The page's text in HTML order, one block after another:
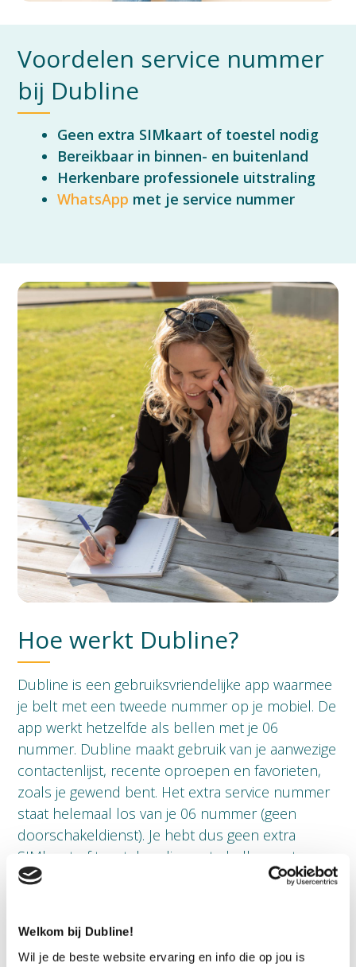
Welkom bij Dubline!
Wil je de beste website ervaring en info die op jou is
Voordelen service nummer
bij Dubline
Geen extra SIMkaart of toestel nodig
Bereikbaar in binnen- en buitenland
Herkenbare professionele uitstraling
WhatsApp met je service nummer
Hoe werkt Dubline?
Dubline is een gebruiksvriendelijke app waarmee
je belt met een tweede nummer op je mobiel. De
app werkt hetzelfde als bellen met je 06
nummer. Dubline maakt gebruik van je aanwezige
contactenlijst, recente oproepen en favorieten,
zoals je gewend bent. Het extra service nummer
staat helemaal los van je 06 nummer (geen
doorschakeldienst). Je hebt dus geen extra
SIMkaart of toestel nodig om te bellen met een
service nummer. Bellen gaat via het internet.
makkelijk gescheiden te houden. Zet bijvoorbeeld
de app opniet storen, als je geen zakelijke